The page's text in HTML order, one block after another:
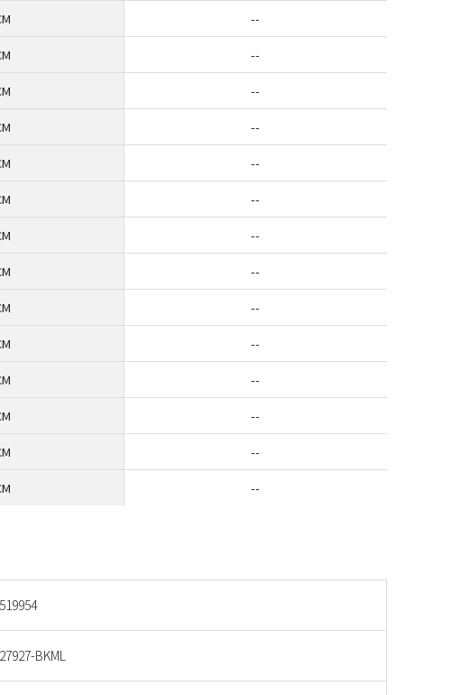
BKML
--
--
--
--
--
--
--
--
--
--
--
--
--
--